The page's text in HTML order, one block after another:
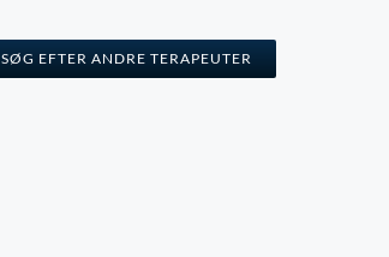
SØG EFTER ANDRE TERAPEUTER